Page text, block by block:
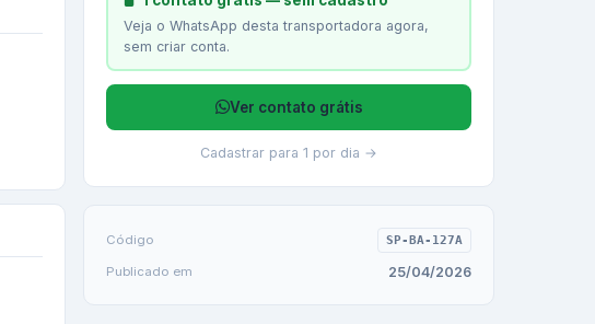
Veja o WhatsApp desta transportadora agora,
sem criar conta.
Ver contato grátis
Cadastrar para 1 por dia →
Código SP-BA-127A
Publicado em 25/04/2026